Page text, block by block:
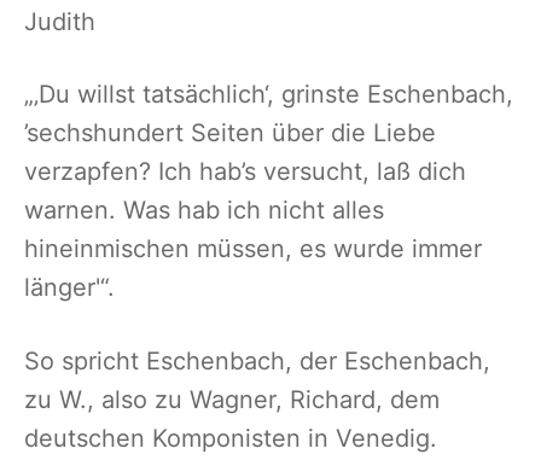
Judith
„‚Du willst tatsächlich‘, grinste Eschenbach,
’sechshundert Seiten über die Liebe
verzapfen? Ich hab’s versucht, laß dich
warnen. Was hab ich nicht alles
hineinmischen müssen, es wurde immer
länger'“.
So spricht Eschenbach, der Eschenbach,
zu W., also zu Wagner, Richard, dem
deutschen Komponisten in Venedig.